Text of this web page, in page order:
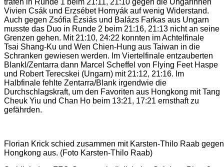
Vivien Csák und Erzsébet Hornyák auf wenig Widerstand.
Auch gegen Zsófia Ézsiás und Balázs Farkas aus Ungarn
musste das Duo in Runde 2 beim 21:16, 21:13 nicht an seine
Grenzen gehen. Mit 21:10, 24:22 konnten im Achtelfinale
Tsai Shang-Ku und Wen Chien-Hung aus Taiwan in die
Schranken gewiesen werden. Im Viertelfinale entzauberten
Blankl/Zentarra dann Marcel Scheffel von Flying Feet Haspe
und Robert Terecskei (Ungarn) mit 21:12, 21:16. Im
Halbfinale fehlte Zentarra/Blank irgendwie die
Durchschlagskraft, um den Favoriten aus Hongkong mit Tang
Cheuk Yiu und Chan Ho beim 13:21, 17:21 ernsthaft zu
gefährden.
Florian Krick schied zusammen mit Karsten-Thilo Raab
Hongkong aus. (Foto Karsten-Thilo Raab)